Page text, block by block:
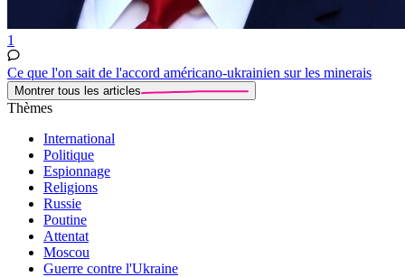
1
Ce que l'on sait de l'accord américano-ukrainien sur les minerais
Montrer tous les articles
Thèmes
International
Politique
Espionnage
Religions
Russie
Poutine
Attentat
Moscou
Guerre contre l'Ukraine